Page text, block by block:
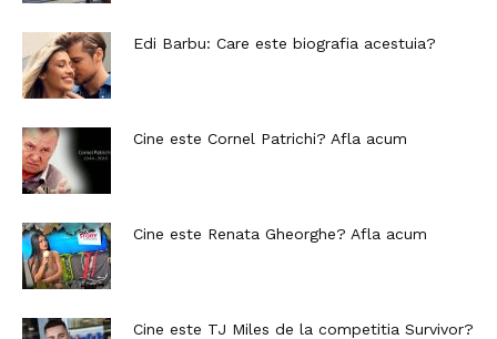
Edi Barbu: Care este biografia acestuia?
Cine este Cornel Patrichi? Afla acum
Cine este Renata Gheorghe? Afla acum
Cine este TJ Miles de la competitia Survivor?